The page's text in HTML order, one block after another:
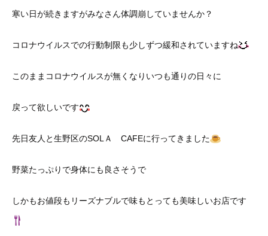
寒い日が続きますがみなさん体調崩していませんか？
コロナウイルスでの行動制限も少しずつ緩和されていますね
このままコロナウイルスが無くなりいつも通りの日々に
戻って欲しいです
先日友人と生野区のSOLＡ CAFEに行ってきました
野菜たっぷりで身体にも良さそうで
しかもお値段もリーズナブルで味もとっても美味しいお店です